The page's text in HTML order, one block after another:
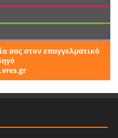
σας στον επαγγελματικό